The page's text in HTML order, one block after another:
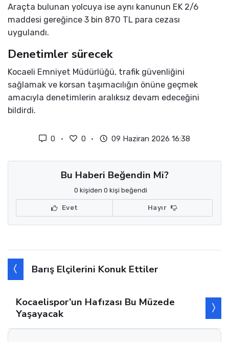
Araçta bulunan yolcuya ise aynı kanunun EK 2/6
maddesi gereğince 3 bin 870 TL para cezası
uygulandı.
Denetimler sürecek
Kocaeli Emniyet Müdürlüğü, trafik güvenliğini
sağlamak ve korsan taşımacılığın önüne geçmek
amacıyla denetimlerin aralıksız devam edeceğini
bildirdi.
0 0 09 Haziran 2026 16:38
Bu Haberi Beğendin Mi?
0 kişiden 0 kişi beğendi
Evet Hayır
Barış Elçilerini Konuk Ettiler
Kocaelispor’un Hafızası Bu Müzede
Yaşayacak